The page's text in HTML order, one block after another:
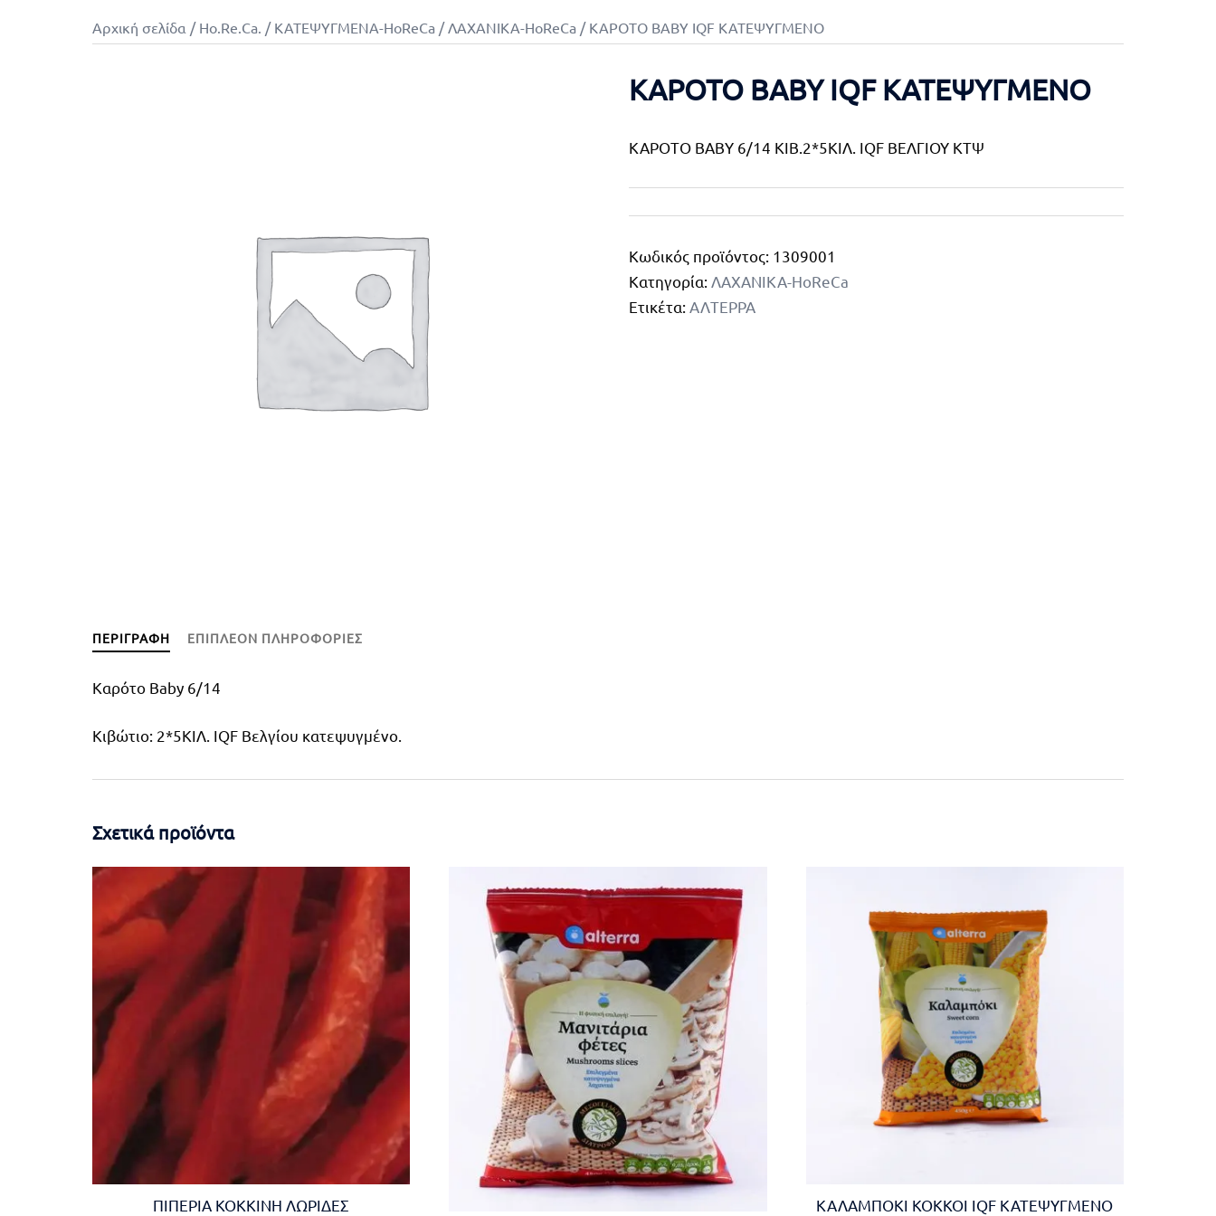
Αρχική σελίδα / Ho.Re.Ca. / ΚΑΤΕΨΥΓΜΕΝΑ-HoReCa /ΛΑΧΑΝΙΚΑ-HoReCa / ΚΑΡΟΤΟ BABY IQF ΚΑΤΕΨΥΓΜΕΝΟ
ΚΑΡΟΤΟ BABY IQF ΚΑΤΕΨΥΓΜΕΝΟ
ΚΑΡΟΤΟ BABY 6/14 KIB.2*5ΚΙΛ. IQF ΒΕΛΓΙΟΥ ΚΤΨ
Κωδικός προϊόντος: 1309001
Κατηγορία: ΛΑΧΑΝΙΚΑ-HoReCa
Ετικέτα: ΑΛΤΕΡΡΑ
ΠΕΡΙΓΡΑΦΉ ΕΠΙΠΛΈΟΝ ΠΛΗΡΟΦΟΡΊΕΣ
Καρότο Baby 6/14
Kιβώτιο: 2*5ΚΙΛ. IQF Βελγίου κατεψυγμένο.
Σχετικά προϊόντα
ΠΙΠΕΡΙΑ ΚΟΚΚΙΝΗ ΛΩΡΙΔΕΣ
ΚΑΛΑΜΠΟΚΙ ΚΟΚΚΟΙ IQF ΚΑΤΕΨΥΓΜΕΝΟ